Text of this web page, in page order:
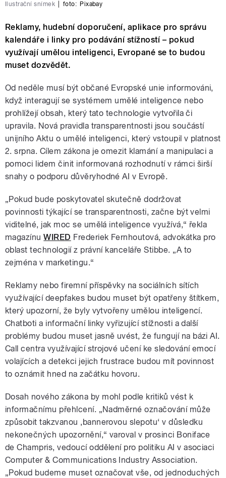
Ilustrační snímek foto: Pixabay
Reklamy, hudební doporučení, aplikace pro správu
kalendáře i linky pro podávání stížností – pokud
využívají umělou inteligenci, Evropané se to budou
muset dozvědět.
Od neděle musí být občané Evropské unie informováni,
když interagují se systémem umělé inteligence nebo
prohlížejí obsah, který tato technologie vytvořila či
upravila. Nová pravidla transparentnosti jsou součástí
unijního Aktu o umělé inteligenci, který vstoupil v platnost
2. srpna. Cílem zákona je omezit klamání a manipulaci a
pomoci lidem činit informovaná rozhodnutí v rámci širší
snahy o podporu důvěryhodné AI v Evropě.
„Pokud bude poskytovatel skutečně dodržovat
povinnosti týkající se transparentnosti, začne být velmi
viditelné, jak moc se umělá inteligence využívá,“ řekla
magazínuWIRED Frederiek Fernhoutová, advokátka pro
oblast technologií z právní kanceláře Stibbe. „A to
zejména v marketingu.“
Reklamy nebo firemní příspěvky na sociálních sítích
využívající deepfakes budou muset být opatřeny štítkem,
který upozorní, že byly vytvořeny umělou inteligencí.
Chatboti a informační linky vyřizující stížnosti a další
problémy budou muset jasně uvést, že fungují na bázi AI.
Call centra využívající strojové učení ke sledování emocí
volajících a detekci jejich frustrace budou mít povinnost
to oznámit hned na začátku hovoru.
Dosah nového zákona by mohl podle kritiků vést k
informačnímu přehlcení. „Nadměrné označování může
způsobit takzvanou ‚bannerovou slepotu‘ v důsledku
nekonečných upozornění,“ varoval v prosinci Boniface
de Champris, vedoucí oddělení pro politiku AI v asociaci
Computer & Communications Industry Association.
„Pokud budeme muset označovat vše, od jednoduchých